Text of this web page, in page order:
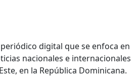
digital que se enfoca en
nacionales e internacionales
en la República Dominicana.